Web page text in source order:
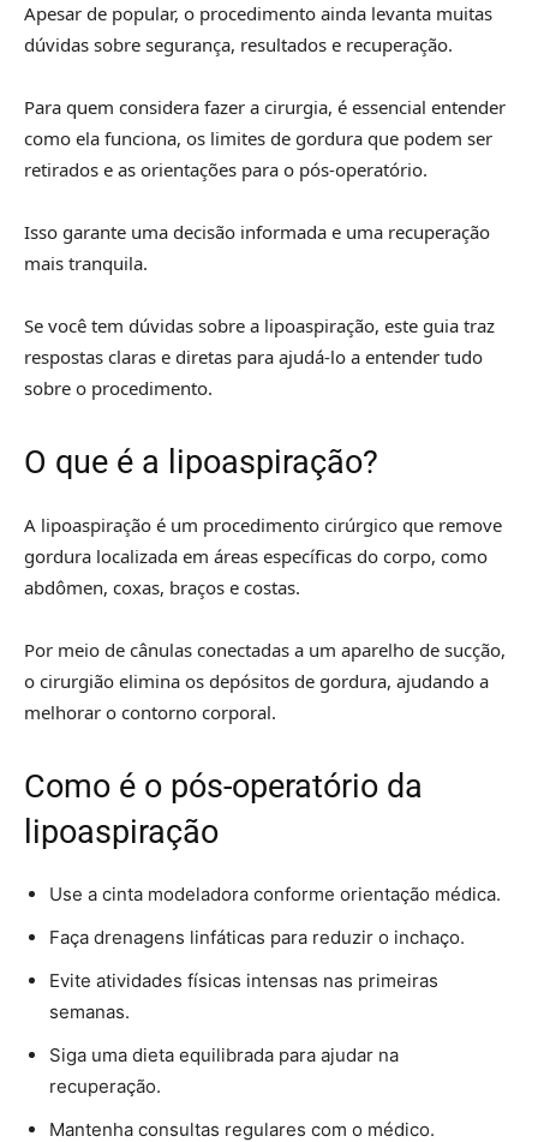
Apesar de popular, o procedimento ainda levanta muitas
dúvidas sobre segurança, resultados e recuperação.
Para quem considera fazer a cirurgia, é essencial entender
como ela funciona, os limites de gordura que podem ser
retirados e as orientações para o pós-operatório.
Isso garante uma decisão informada e uma recuperação
mais tranquila.
Se você tem dúvidas sobre a lipoaspiração, este guia traz
respostas claras e diretas para ajudá-lo a entender tudo
sobre o procedimento.
O que é a lipoaspiração?
A lipoaspiração é um procedimento cirúrgico que remove
gordura localizada em áreas específicas do corpo, como
abdômen, coxas, braços e costas.
Por meio de cânulas conectadas a um aparelho de sucção,
o cirurgião elimina os depósitos de gordura, ajudando a
melhorar o contorno corporal.
Como é o pós-operatório da
lipoaspiração
Use a cinta modeladora conforme orientação médica.
Faça drenagens linfáticas para reduzir o inchaço.
Evite atividades físicas intensas nas primeiras
semanas.
Siga uma dieta equilibrada para ajudar na
recuperação.
Mantenha consultas regulares com o médico.